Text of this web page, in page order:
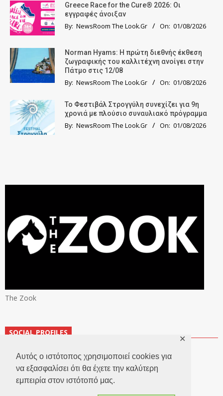
Αυτός ο ιστότοπος χρησιμοποιεί cookies για
να εξασφαλίσει ότι θα έχετε την καλύτερη
εμπειρία στον ιστότοπό μας.
✕
Greece Race for the Cure® 2026: Οι
εγγραφές άνοιξαν
By: NewsRoom The Look.Gr On: 01/08/2026
Norman Hyams: Η πρώτη διεθνής έκθεση
ζωγραφικής του καλλιτέχνη ανοίγει στην
Πάτμο στις 12/08
By: NewsRoom The Look.Gr On: 01/08/2026
Το Φεστιβάλ Στρογγύλη συνεχίζει για 9η
χρονιά με πλούσιο συναυλιακό πρόγραμμα
By: NewsRoom The Look.Gr On: 01/08/2026
The Zook
SOCIAL PROFILES